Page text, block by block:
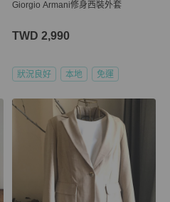
Giorgio Armani修身西裝外套
TWD 2,990
狀況良好 本地 免運